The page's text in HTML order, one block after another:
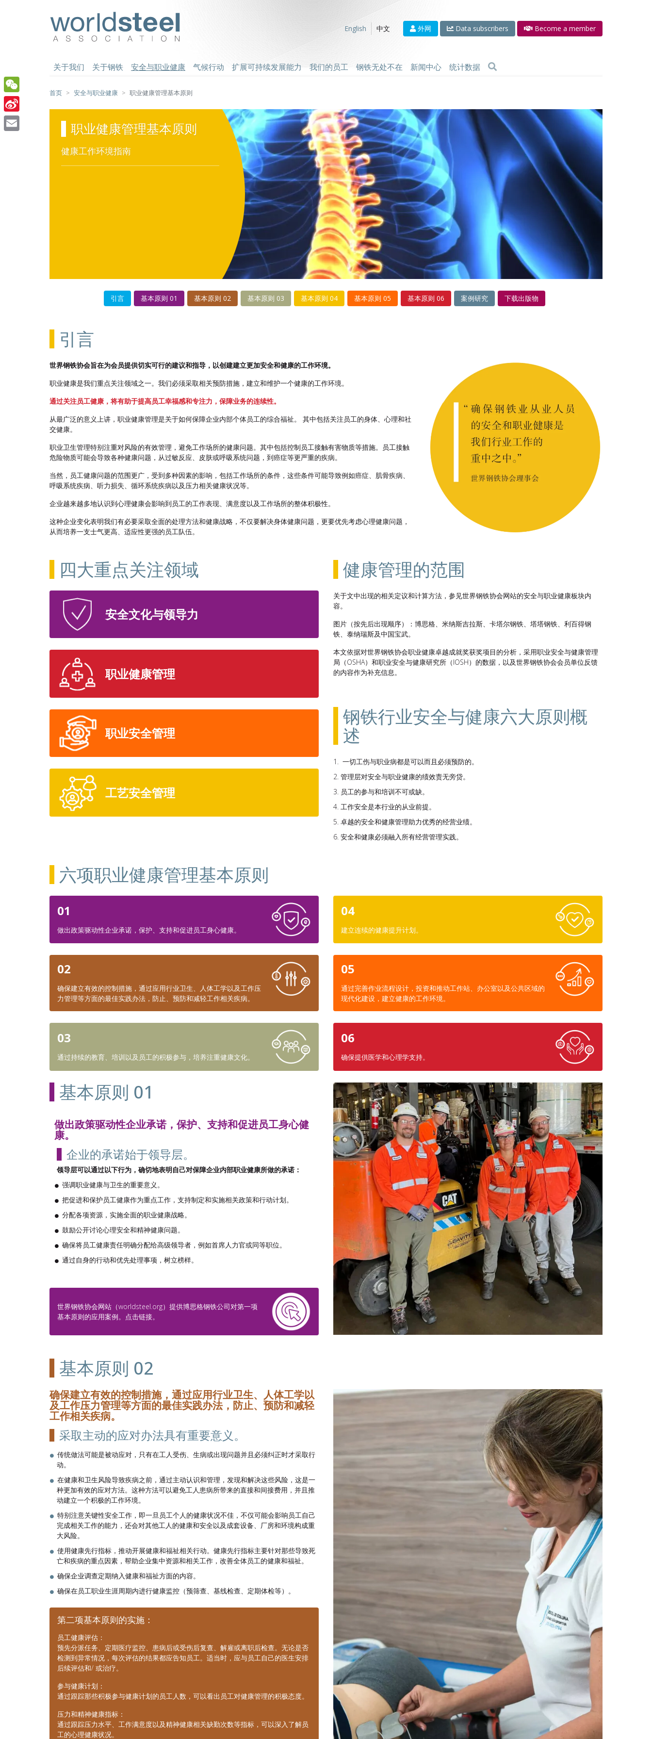
English
中文 外网 Data subscribers Become a member
关于我们 关于钢铁 安全与职业健康 气候行动 扩展可持续发展能力 我们的员工 钢铁无处不在 新闻中心 统计数据
首页 安全与职业健康 职业健康管理基本原则
职业健康管理基本原则
健康工作环境指南
引言 基本原则 01 基本原则 02 基本原则 03 基本原则 04 基本原则 05 基本原则 06 案例研究 下载出版物
引言
世界钢铁协会旨在为会员提供切实可行的建议和指导，以创建建立更加安全和健康的工作环境。
职业健康是我们重点关注领域之一。我们必须采取相关预防措施，建立和维护一个健康的工作环境。
通过关注员工健康，将有助于提高员工幸福感和专注力，保障业务的连续性。
从最广泛的意义上讲，职业健康管理是关于如何保障企业内部个体员工的综合福祉。 其中包括关注员工的身体、心理和社
交健康。
职业卫生管理特别注重对风险的有效管理，避免工作场所的健康问题。其中包括控制员工接触有害物质等措施。员工接触
危险物质可能会导致各种健康问题，从过敏反应、皮肤或呼吸系统问题，到癌症等更严重的疾病。
当然，员工健康问题的范围更广，受到多种因素的影响，包括工作场所的条件，这些条件可能导致例如癌症、肌骨疾病、
呼吸系统疾病、听力损失、循环系统疾病以及压力相关健康状况等。
企业越来越多地认识到心理健康会影响到员工的工作表现、满意度以及工作场所的整体积极性。
这种企业变化表明我们有必要采取全面的处理方法和健康战略，不仅要解决身体健康问题，更要优先考虑心理健康问题，
从而培养一支士气更高、适应性更强的员工队伍。
四大重点关注领域
安全文化与领导力
职业健康管理
职业安全管理
工艺安全管理
健康管理的范围
关于文中出现的相关定议和计算方法，参见世界钢铁协会网站的安全与职业健康板块内
容。
图片（按先后出现顺序）：博思格、米纳斯吉拉斯、卡塔尔钢铁、塔塔钢铁、利百得钢
铁、泰纳瑞斯及中国宝武。
本文依据对世界钢铁协会职业健康卓越成就奖获奖项目的分析，采用职业安全与健康管理
局（OSHA）和职业安全与健康研究所（IOSH）的数据，以及世界钢铁协会会员单位反馈
的内容作为补充信息。
钢铁行业安全与健康六大原则概
述
一切工伤与职业病都是可以而且必须预防的。
管理层对安全与职业健康的绩效责无旁贷。
员工的参与和培训不可或缺。
工作安全是本行业的从业前提。
卓越的安全和健康管理助力优秀的经营业绩。
安全和健康必须融入所有经营管理实践。
六项职业健康管理基本原则
01
做出政策驱动性企业承诺，保护、支持和促进员工身心健康。
02
确保建立有效的控制措施，通过应用行业卫生、人体工学以及工作压
力管理等方面的最佳实践办法，防止、预防和减轻工作相关疾病。
03
通过持续的教育、培训以及员工的积极参与，培养注重健康文化。
04
建立连续的健康提升计划。
05
通过完善作业流程设计，投资和推动工作站、办公室以及公共区域的
现代化建设，建立健康的工作环境。
06
确保提供医学和心理学支持。
基本原则 01
做出政策驱动性企业承诺，保护、支持和促进员工身心健
康。
企业的承诺始于领导层。
领导层可以通过以下行为，确切地表明自己对保障企业内部职业健康所做的承诺：
强调职业健康与卫生的重要意义。
把促进和保护员工健康作为重点工作，支持制定和实施相关政策和行动计划。
分配各项资源，实施全面的职业健康战略。
鼓励公开讨论心理安全和精神健康问题。
确保将员工健康责任明确分配给高级领导者，例如首席人力官或同等职位。
通过自身的行动和优先处理事项，树立榜样。
世界钢铁协会网站（worldsteel.org）提供博思格钢铁公司对第一项
基本原则的应用案例。点击链接。
基本原则 02
确保建立有效的控制措施，通过应用行业卫生、人体工学以
及工作压力管理等方面的最佳实践办法，防止、预防和减轻
工作相关疾病。
采取主动的应对办法具有重要意义。
传统做法可能是被动应对，只有在工人受伤、生病或出现问题并且必须纠正时才采取行
动。
在健康和卫生风险导致疾病之前，通过主动认识和管理，发现和解决这些风险，这是一
种更加有效的应对方法。这种方法可以避免工人患病所带来的直接和间接费用，并且推
动建立一个积极的工作环境。
特别注意关键性安全工作，即一旦员工个人的健康状况不佳，不仅可能会影响员工自己
完成相关工作的能力，还会对其他工人的健康和安全以及成套设备、厂房和环境构成重
大风险。
使用健康先行指标，推动开展健康和福祉相关行动。健康先行指标主要针对那些导致死
亡和疾病的重点因素，帮助企业集中资源和相关工作，改善全体员工的健康和福祉。
确保企业调查定期纳入健康和福祉方面的内容。
确保在员工职业生涯周期内进行健康监控（预筛查、基线检查、定期体检等）。
第二项基本原则的实施：
员工健康评估：
预先分派任务、定期医疗监控、患病后或受伤后复查、解雇或离职后检查。无论是否
检测到异常情况，每次评估的结果都应告知员工。适当时，应与员工自己的医生安排
后续评估和/ 或治疗。
参与健康计划：
通过跟踪那些积极参与健康计划的员工人数，可以看出员工对健康管理的积极态度。
压力和精神健康指标：
通过跟踪压力水平、工作满意度以及精神健康相关缺勤次数等指标，可以深入了解员
工的心理健康状况。
WeChat
Sina